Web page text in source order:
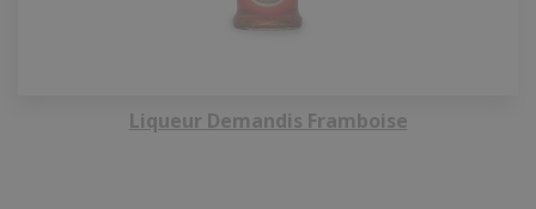
Liqueur Demandis Framboise